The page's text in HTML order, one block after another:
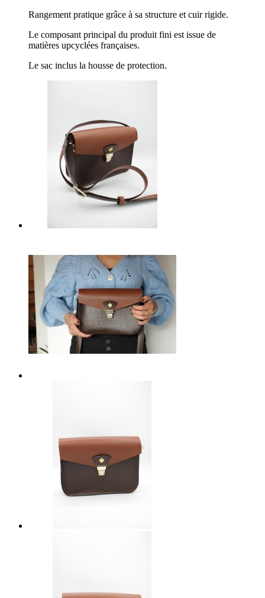
Rangement pratique grâce à sa structure et cuir rigide.
Le composant principal du produit fini est issue de
matières upcyclées françaises.
Le sac inclus la housse de protection.